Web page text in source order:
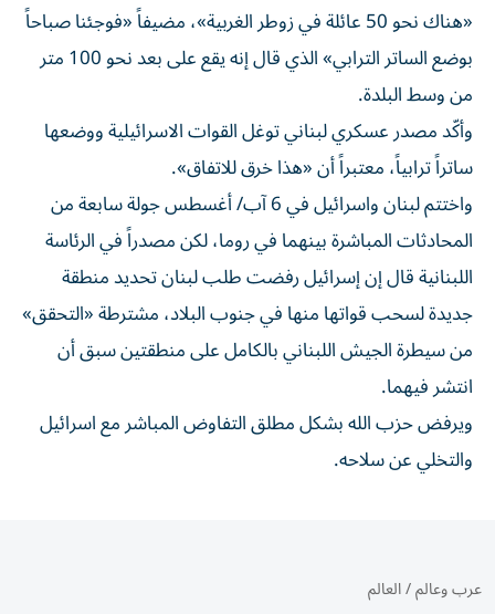
«هناك نحو 50 عائلة في زوطر الغربية»، مضيفاً «فوجئنا صباحاً
بوضع الساتر الترابي» الذي قال إنه يقع على بعد نحو 100 متر
من وسط البلدة.
وأكّد مصدر عسكري لبناني توغل القوات الاسرائيلية ووضعها
ساتراً ترابياً، معتبراً أن «هذا خرق للاتفاق».
واختتم لبنان واسرائيل في 6 آب/ أغسطس جولة سابعة من
المحادثات المباشرة بينهما في روما، لكن مصدراً في الرئاسة
اللبنانية قال إن إسرائيل رفضت طلب لبنان تحديد منطقة
جديدة لسحب قواتها منها في جنوب البلاد، مشترطة «التحقق»
من سيطرة الجيش اللبناني بالكامل على منطقتين سبق أن
انتشر فيهما.
ويرفض حزب الله بشكل مطلق التفاوض المباشر مع اسرائيل
والتخلي عن سلاحه.
عرب وعالم/العالم